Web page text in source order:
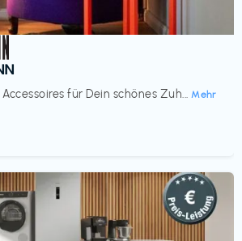
für Dein schönes Zuh... Mehr